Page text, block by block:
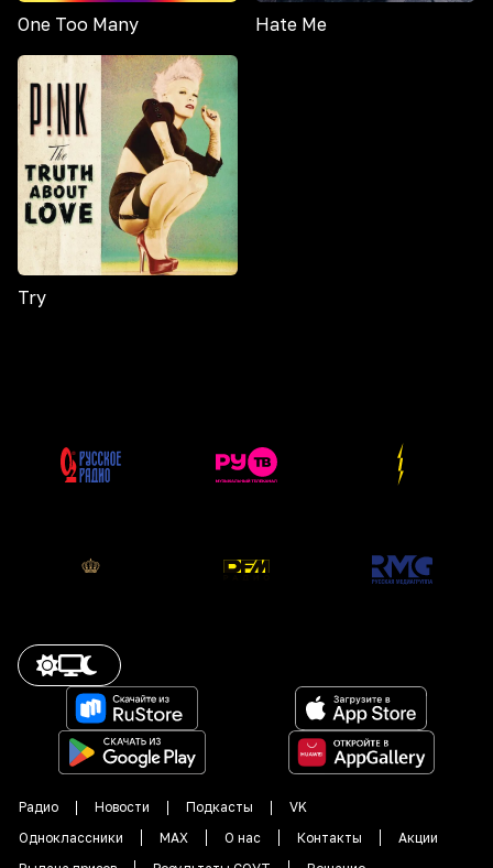
One Too Many Hate Me
Try
Радио Новости Подкасты
VK
Одноклассники
MAX О нас Контакты
Акции